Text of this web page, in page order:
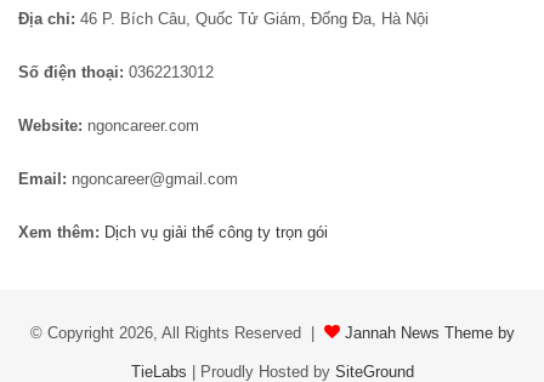
Địa chỉ: 46 P. Bích Câu, Quốc Tử Giám, Đống Đa, Hà Nội
Số điện thoại: 0362213012
Website: ngoncareer.com
Email: ngoncareer@gmail.com
Xem thêm: Dịch vụ giải thể công ty trọn gói
© Copyright 2026, All Rights Reserved | Jannah News Theme by
TieLabs | Proudly Hosted by SiteGround